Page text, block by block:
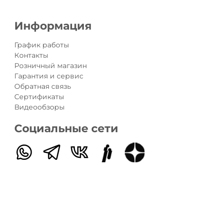
Информация
График работы
Контакты
Розничный магазин
Гарантия и сервис
Обратная связь
Сертификаты
Видеообзоры
Социальные сети